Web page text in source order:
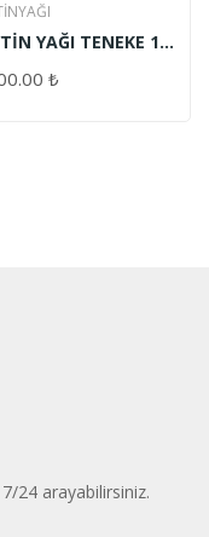
YAĞI TENEKE 17
₺
24 arayabilirsiniz.